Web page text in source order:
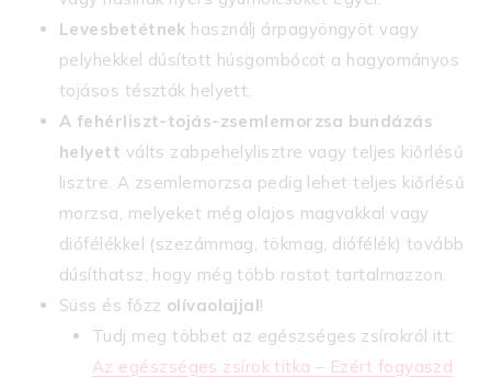
Levesbetétnek használj árpagyöngyöt vagy
pelyhekkel dúsított húsgombócot a hagyományos
tojásos tészták helyett.
A fehérliszt-tojás-zsemlemorzsa bundázás
helyett válts zabpehelylisztre vagy teljes kiőrlésű
lisztre. A zsemlemorzsa pedig lehet teljes kiőrlésű
morzsa, melyeket még olajos magvakkal vagy
diófélékkel (szezámmag, tökmag, diófélék) tovább
dúsíthatsz, hogy még több rostot tartalmazzon.
Süss és főzz olívaolajjal!
Tudj meg többet az egészséges zsírokról itt:
Az egészséges zsírok titka – Ezért fogyaszd